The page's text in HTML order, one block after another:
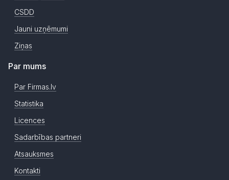
CSDD
Jauni uzņēmumi
Ziņas
Par mums
Par Firmas.lv
Statistika
Licences
Sadarbības partneri
Atsauksmes
Kontakti